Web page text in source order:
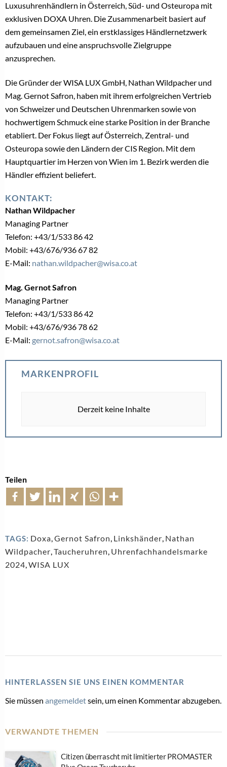
Luxusuhrenhändlern in Österreich, Süd- und Osteuropa mit
exklusiven DOXA Uhren. Die Zusammenarbeit basiert auf
dem gemeinsamen Ziel, ein erstklassiges Händlernetzwerk
aufzubauen und eine anspruchsvolle Zielgruppe
anzusprechen.
Die Gründer der WISA LUX GmbH, Nathan Wildpacher und
Mag. Gernot Safron, haben mit ihrem erfolgreichen Vertrieb
von Schweizer und Deutschen Uhrenmarken sowie von
hochwertigem Schmuck eine starke Position in der Branche
etabliert. Der Fokus liegt auf Österreich, Zentral- und
Osteuropa sowie den Ländern der CIS Region. Mit dem
Hauptquartier im Herzen von Wien im 1. Bezirk werden die
Händler effizient beliefert.
KONTAKT:
Nathan Wildpacher
Managing Partner
Telefon: +43/1/533 86 42
Mobil: +43/676/936 67 82
E-Mail: nathan.wildpacher@wisa.co.at
Mag. Gernot Safron
Managing Partner
Telefon: +43/1/533 86 42
Mobil: +43/676/936 78 62
E-Mail: gernot.safron@wisa.co.at
MARKENPROFIL
Derzeit keine Inhalte
Teilen
TAGS: Doxa,Gernot Safron, Linkshänder, Nathan
Wildpacher,Taucheruhren, Uhrenfachhandelsmarke
2024,WISA LUX
HINTERLASSEN SIE UNS EINEN KOMMENTAR
Sie müssen angemeldetsein, um einen Kommentar abzugeben.
VERWANDTE THEMEN
Citizen überrascht mit limitierter PROMASTER